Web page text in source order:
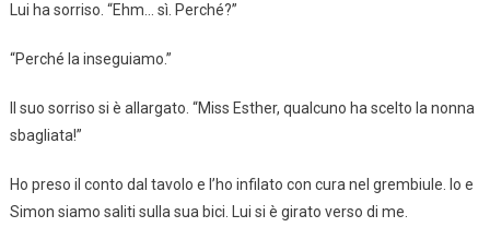
Lui ha sorriso. “Ehm… sì. Perché?”
“Perché la inseguiamo.”
Il suo sorriso si è allargato. “Miss Esther, qualcuno ha scelto la nonna
sbagliata!”
Ho preso il conto dal tavolo e l’ho infilato con cura nel grembiule. Io e
Simon siamo saliti sulla sua bici. Lui si è girato verso di me.